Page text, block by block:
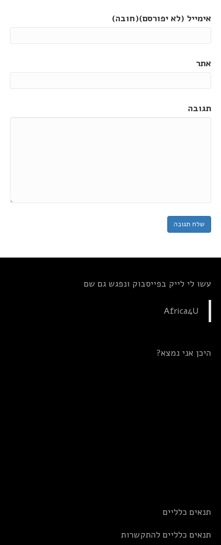
אימייל (לא יפורסם)(חובה)
אתר
תגובה
עשו לי לייק בפייסבוק ונפגש גם שם
Africa4U
היכן אני נמצא?
תנאים כלליים
תנאים כלליים להתקשרות